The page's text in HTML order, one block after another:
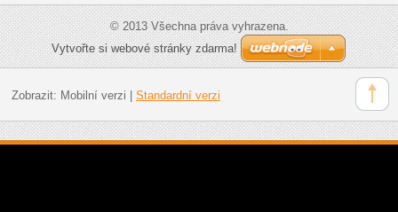
© 2013 Všechna práva vyhrazena.
Vytvořte si webové stránky zdarma!
Zobrazit: Mobilní verzi | Standardní verzi